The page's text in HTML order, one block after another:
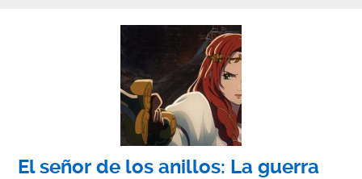
El señor de los anillos: La guerra